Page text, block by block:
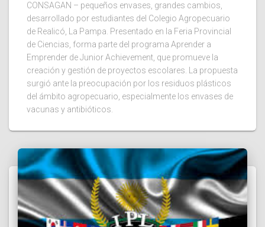
CONSAGAN – pequeños envases, grandes cambios,
desarrollado por estudiantes del Colegio Agropecuario
de Realicó, La Pampa. Presentado en la Feria Provincial
de Ciencias, forma parte del programa Aprender a
Emprender de Junior Achievement, que promueve la
creación y gestión de proyectos escolares. La propuesta
surgió ante la preocupación por los residuos plásticos
del ámbito agropecuario, especialmente los envases de
vacunas y antibióticos.